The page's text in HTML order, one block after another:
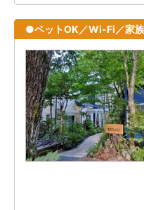
●ペットOK／Wi-Fi／家